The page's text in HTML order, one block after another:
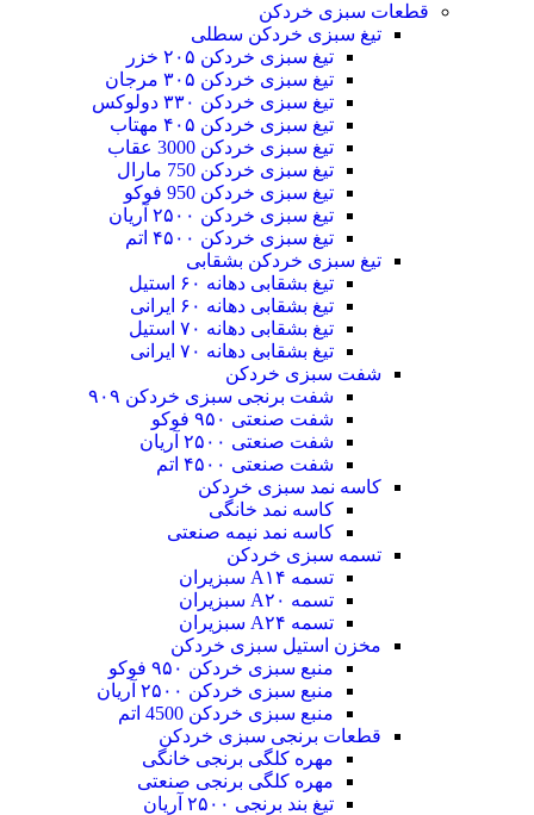
قطعات سبزی خردکن
تیغ سبزی خردکن سطلی
تیغ سبزی خردکن ۲۰۵ خزر
تیغ سبزی خردکن ۳۰۵ مرجان
تیغ سبزی خردکن ۳۳۰ دولوکس
تیغ سبزی خردکن ۴۰۵ مهتاب
تیغ سبزی خردکن 3000 عقاب
تیغ سبزی خردکن 750 مارال
تیغ سبزی خردکن 950 فوکو
تیغ سبزی خردکن ۲۵۰۰ آریان
تیغ سبزی خردکن ۴۵۰۰ اتم
تیغ سبزی خردکن بشقابی
تیغ بشقابی دهانه ۶۰ استیل
تیغ بشقابی دهانه ۶۰ ایرانی
تیغ بشقابی دهانه ۷۰ استیل
تیغ بشقابی دهانه ۷۰ ایرانی
شفت سبزی خردکن
شفت برنجی سبزی خردکن ۹۰۹
شفت صنعتی ۹۵۰ فوکو
شفت صنعتی ۲۵۰۰ آریان
شفت صنعتی ۴۵۰۰ اتم
کاسه نمد سبزی خردکن
کاسه نمد خانگی
کاسه نمد نیمه صنعتی
تسمه سبزی خردکن
تسمه A۱۴ سبزیران
تسمه A۲۰ سبزیران
تسمه A۲۴ سبزیران
مخزن استیل سبزی خردکن
منبع سبزی خردکن ۹۵۰ فوکو
منبع سبزی خردکن ۲۵۰۰ آریان
منبع سبزی خردکن 4500 اتم
قطعات برنجی سبزی خردکن
مهره کلگی برنجی خانگی
مهره کلگی برنجی صنعتی
تیغ بند برنجی ۲۵۰۰ آریان